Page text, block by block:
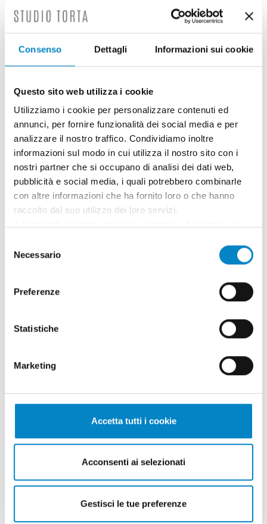
Consenso Dettagli Informazioni sui cookie
Questo sito web utilizza i cookie
Utilizziamo i cookie per personalizzare contenuti ed
annunci, per fornire funzionalità dei social media e per
analizzare il nostro traffico. Condividiamo inoltre
informazioni sul modo in cui utilizza il nostro sito con i
nostri partner che si occupano di analisi dei dati web,
pubblicità e social media, i quali potrebbero combinarle
con altre informazioni che ha fornito loro o che hanno
raccolto dal suo utilizzo dei loro servizi.
delNecessario
Preferenze
Statistiche
Marketing
Accetta tutti i cookie
Acconsenti ai selezionati
Gestisci le tue preferenze
Guida teorica e pratica della Proprietà
Industriale: disponibile...
2 Dicembre 2024 | Approfondimenti, Eventi, News,
È disponibile la settima edizione della Guida
una pubblicazione curata [...]
Roberto Battista nuovo Mandatario
3 Agosto 2026 | News
Siamo orgogliosi di annunciare che Roberto
Mandatario Brevetti Europei. Un ricono [...]